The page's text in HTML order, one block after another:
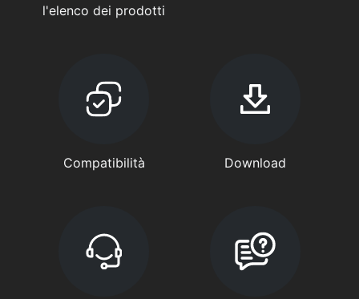
l'elenco dei prodotti
Compatibilità Download